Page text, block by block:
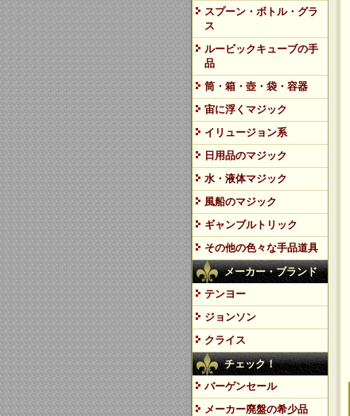
スプーン・ボトル・グラ
ス
ルービックキューブの手
品
筒・箱・壺・袋・容器
宙に浮くマジック
イリュージョン系
日用品のマジック
水・液体マジック
風船のマジック
ギャンブルトリック
その他の色々な手品道具
メーカー・ブランド
テンヨー
ジョンソン
クライス
チェック！
バーゲンセール
メーカー廃盤の希少品